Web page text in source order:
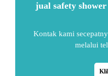
jual safety
Kontak kami
melalui